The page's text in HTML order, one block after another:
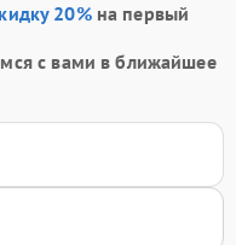
20%на первый
с вами в ближайшее